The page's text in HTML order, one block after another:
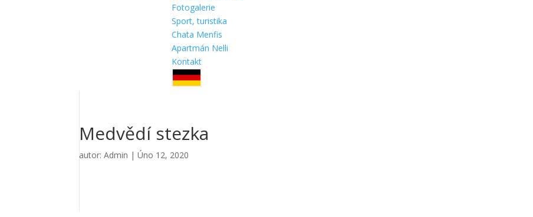
Fotogalerie
Sport, turistika
Chata Menfis
Apartmán Nelli
Kontakt
Medvědí stezka
autor:Admin |Úno 12, 2020